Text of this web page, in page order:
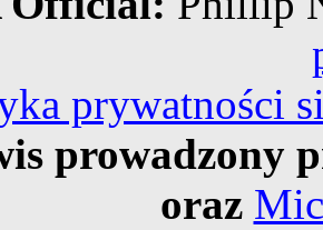
prywatności
prowadzony
oraz